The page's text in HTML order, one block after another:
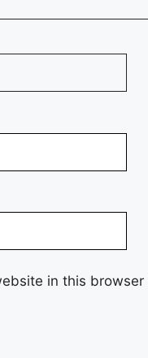
in this